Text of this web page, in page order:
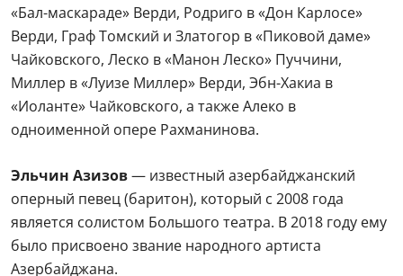
«Бал-маскараде» Верди, Родриго в «Дон Карлосе»
Верди, Граф Томский и Златогор в «Пиковой даме»
Чайковского, Леско в «Манон Леско» Пуччини,
Миллер в «Луизе Миллер» Верди, Эбн-Хакиа в
«Иоланте» Чайковского, а также Алеко в
одноименной опере Рахманинова.
Эльчин Азизов— известный азербайджанский
оперный певец (баритон), который с 2008 года
является солистом Большого театра. В 2018 году ему
было присвоено звание народного артиста
Азербайджана.